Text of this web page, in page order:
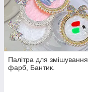
Палітра для змішування
фарб, Бантик.